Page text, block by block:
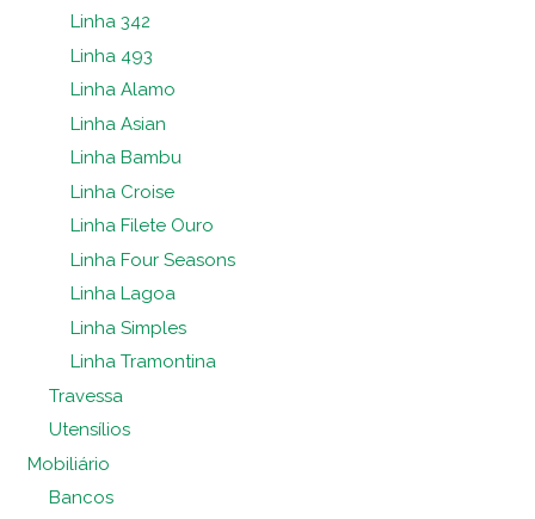
Linha 342
Linha 493
Linha Alamo
Linha Asian
Linha Bambu
Linha Croise
Linha Filete Ouro
Linha Four Seasons
Linha Lagoa
Linha Simples
Linha Tramontina
Travessa
Utensílios
Mobiliário
Bancos